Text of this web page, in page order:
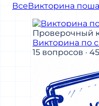
ВсеВикторина
Проверочный
Викторина по
15 вопросов ·